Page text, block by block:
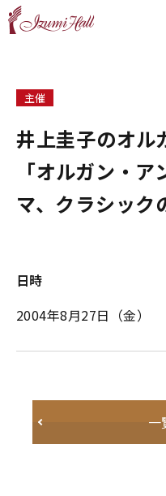
主催
井上圭子のオル
「オルガン・
マ、クラシック
日時
2004年8月27日（金）
一